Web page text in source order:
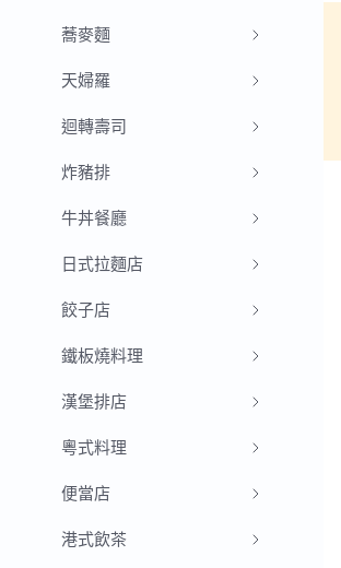
蕎麥麵
天婦羅
迴轉壽司
炸豬排
牛丼餐廳
日式拉麵店
餃子店
鐵板燒料理
漢堡排店
粵式料理
便當店
港式飲茶